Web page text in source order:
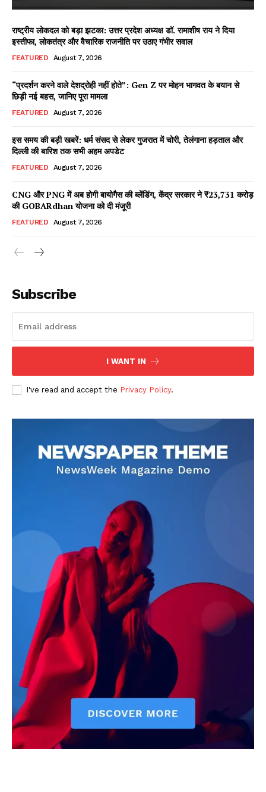
Facebook
X WhatsApp
Share
Read Latest News on AIN
DOWNLOAD NOW
AIN NEWS 1
Contact Us
About Us
Privacy Policy
Terms of Use Agreement
Facebook
X WhatsApp
Share
राष्ट्रीय लोकदल को बड़ा झटका: उत्तर प्रदेश अध्यक्ष डॉ. रामाशीष राय ने दिया
इस्तीफा, लोकतंत्र और वैचारिक राजनीति पर उठाए गंभीर सवाल
FEATURED August 7, 2026
“प्रदर्शन करने वाले देशद्रोही नहीं होते”: Gen Z पर मोहन भागवत के बयान से
छिड़ी नई बहस, जानिए पूरा मामला
FEATURED August 7, 2026
इस समय की बड़ी खबरें: धर्म संसद से लेकर गुजरात में चोरी, तेलंगाना हड़ताल और
दिल्ली की बारिश तक सभी अहम अपडेट
FEATURED August 7, 2026
CNG और PNG में अब होगी बायोगैस की ब्लेंडिंग, केंद्र सरकार ने ₹23,731 करोड़
की GOBARdhan योजना को दी मंजूरी
FEATURED August 7, 2026
Subscribe
I WANT IN
I've read and accept the Privacy Policy.